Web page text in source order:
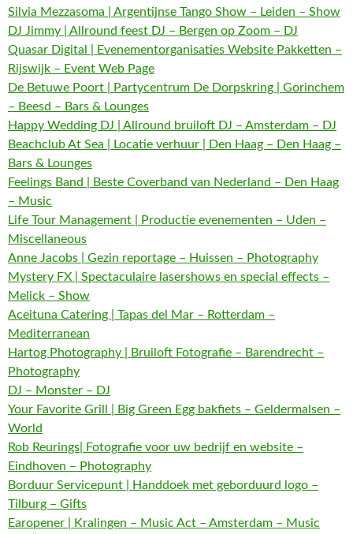
Silvia Mezzasoma | Argentijnse Tango Show – Leiden – Show
DJ Jimmy | Allround feest DJ – Bergen op Zoom – DJ
Quasar Digital | Evenementorganisaties Website Pakketten –
Rijswijk – Event Web Page
De Betuwe Poort | Partycentrum De Dorpskring | Gorinchem
– Beesd – Bars & Lounges
Happy Wedding DJ | Allround bruiloft DJ – Amsterdam – DJ
Beachclub At Sea | Locatie verhuur | Den Haag – Den Haag –
Bars & Lounges
Feelings Band | Beste Coverband van Nederland – Den Haag
– Music
Life Tour Management | Productie evenementen – Uden –
Miscellaneous
Anne Jacobs | Gezin reportage – Huissen – Photography
Mystery FX | Spectaculaire lasershows en special effects –
Melick – Show
Aceituna Catering | Tapas del Mar – Rotterdam –
Mediterranean
Hartog Photography | Bruiloft Fotografie – Barendrecht –
Photography
DJ – Monster – DJ
Your Favorite Grill | Big Green Egg bakfiets – Geldermalsen –
World
Rob Reurings| Fotografie voor uw bedrijf en website –
Eindhoven – Photography
Borduur Servicepunt | Handdoek met geborduurd logo –
Tilburg – Gifts
Earopener | Kralingen – Music Act – Amsterdam – Music